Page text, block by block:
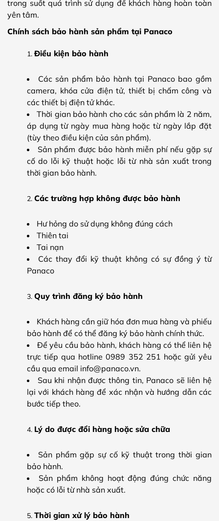
trong suốt quá trình sử dụng để khách hàng hoàn toàn
yên tâm.
Chính sách bảo hành sản phẩm tại Panaco
Điều kiện bảo hành
Các sản phẩm bảo hành tại Panaco bao gồm
camera, khóa cửa điện tử, thiết bị chấm công và
các thiết bị điện tử khác.
Thời gian bảo hành cho các sản phẩm là 2 năm,
áp dụng từ ngày mua hàng hoặc từ ngày lắp đặt
(tùy theo điều kiện của sản phẩm).
Sản phẩm được bảo hành miễn phí nếu gặp sự
cố do lỗi kỹ thuật hoặc lỗi từ nhà sản xuất trong
thời gian bảo hành.
Các trường hợp không được bảo hành
Hư hỏng do sử dụng không đúng cách
Thiên tai
Tai nạn
Các thay đổi kỹ thuật không có sự đồng ý từ
Panaco
Quy trình đăng ký bảo hành
Khách hàng cần giữ hóa đơn mua hàng và phiếu
bảo hành để có thể đăng ký bảo hành chính thức.
Để yêu cầu bảo hành, khách hàng có thể liên hệ
trực tiếp qua hotline 0989 352 251 hoặc gửi yêu
cầu qua email info@panaco.vn.
Sau khi nhận được thông tin, Panaco sẽ liên hệ
lại với khách hàng để xác nhận và hướng dẫn các
bước tiếp theo.
Lý do được đổi hàng hoặc sửa chữa
Sản phẩm gặp sự cố kỹ thuật trong thời gian
bảo hành.
Sản phẩm không hoạt động đúng chức năng
hoặc có lỗi từ nhà sản xuất.
Thời gian xử lý bảo hành